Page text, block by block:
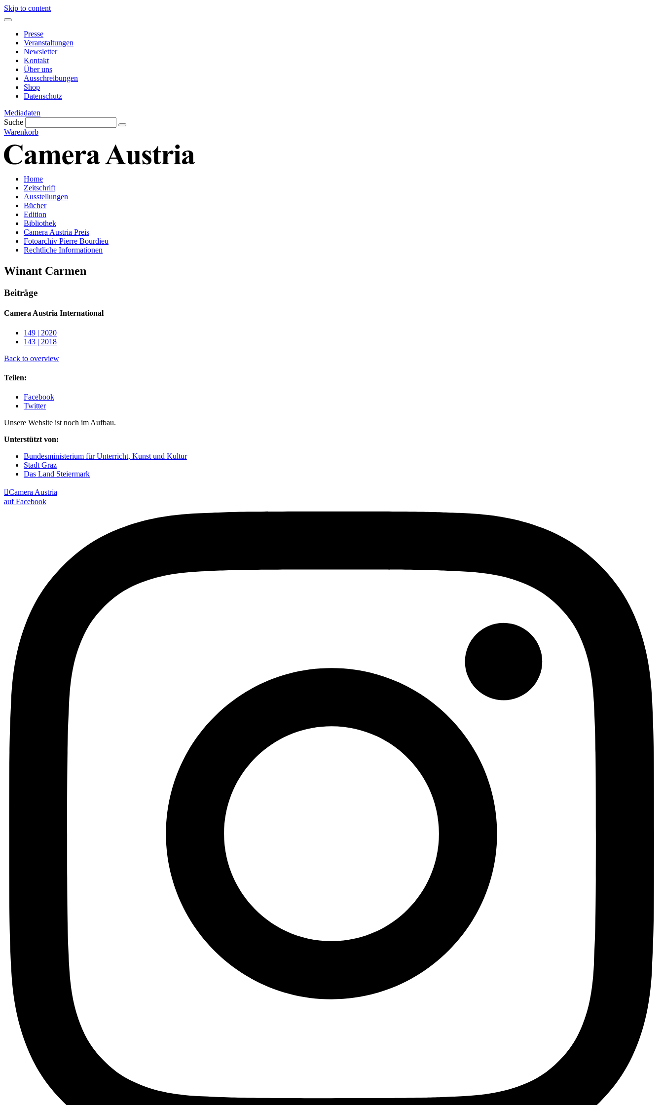
Skip to content
Presse
Veranstaltungen
Newsletter
Kontakt
Über uns
Ausschreibungen
Shop
Datenschutz
Mediadaten
Suche
Warenkorb
Home
Zeitschrift
Ausstellungen
Bücher
Edition
Bibliothek
Camera Austria Preis
Fotoarchiv Pierre Bourdieu
Rechtliche Informationen
Winant Carmen
Beiträge
Camera Austria International
149 | 2020
143 | 2018
Back to overview
Teilen:
Facebook
Twitter
Unsere Website ist noch im Aufbau.
Unterstützt von:
Bundesministerium für Unterricht, Kunst und Kultur
Stadt Graz
Das Land Steiermark
Camera Austria
auf Facebook